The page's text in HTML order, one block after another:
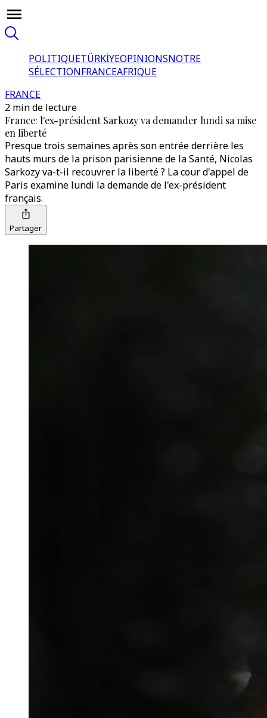
POLITIQUETÜRKİYEOPINIONSNOTRE
SÉLECTIONFRANCEAFRIQUE
FRANCE
2 min de lecture
France: l'ex-président Sarkozy va demander lundi sa mise
en liberté
Presque trois semaines après son entrée derrière les
hauts murs de la prison parisienne de la Santé, Nicolas
Sarkozy va-t-il recouvrer la liberté ? La cour d'appel de
Paris examine lundi la demande de l'ex-président
français.
Partager